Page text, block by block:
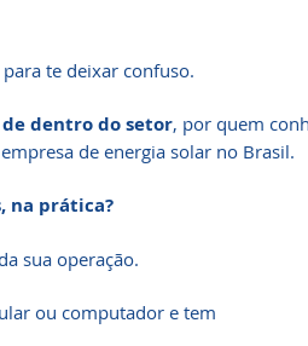
te deixar confuso.
de dentro do setor, por quem
de energia solar no Brasil.
na prática?
sua operação.
ou computador e tem